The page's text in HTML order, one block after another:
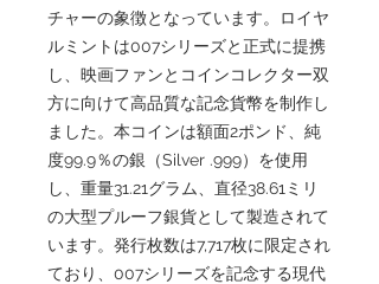
チャーの象徴となっています。ロイヤ
ルミントは007シリーズと正式に提携
し、映画ファンとコインコレクター双
方に向けて高品質な記念貨幣を制作し
ました。本コインは額面2ポンド、純
度99.9％の銀（Silver .999）を使用
し、重量31.21グラム、直径38.61ミリ
の大型プルーフ銀貨として製造されて
います。発行枚数は7,717枚に限定され
ており、007シリーズを記念する現代